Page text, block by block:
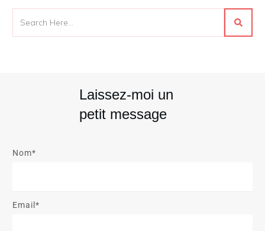
Laissez-moi un
petit message
Nom*
Email*